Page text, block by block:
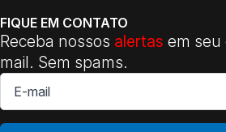
FIQUE EM CONTATO
Receba nossos alertas em seu
mail. Sem spams.
E-
mail